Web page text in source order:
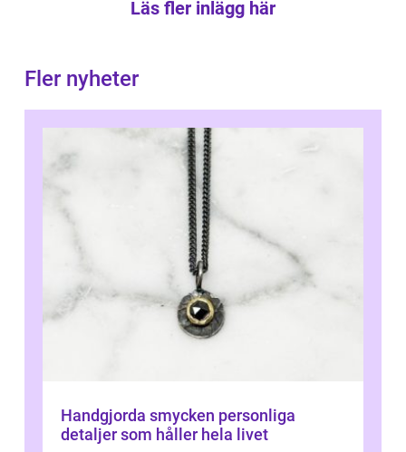
Läs fler inlägg här
Fler nyheter
Handgjorda smycken personliga
detaljer som håller hela livet